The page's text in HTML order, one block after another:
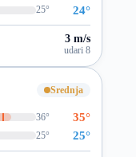
25° 24°
3 m/s
udari 8
Srednja
36° 35°
25° 25°